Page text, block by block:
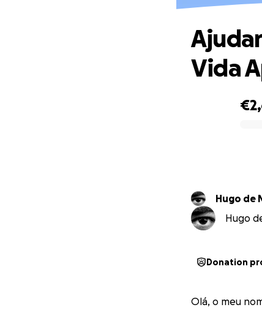
Vida
Hugo de
Hugo
Donation
Olá, o meu